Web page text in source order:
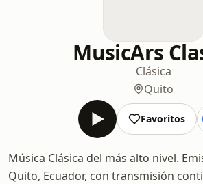
MusicArs
Clásica
Quito
Favoritos
Música Clásica del más alto nivel.
Quito, Ecuador, con transmisión